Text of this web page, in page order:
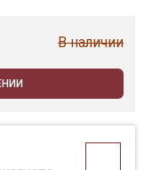
В наличии